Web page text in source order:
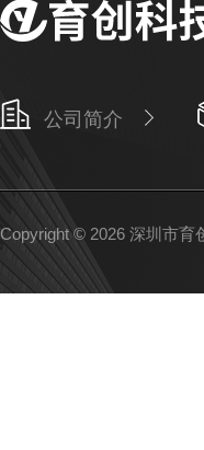
公司简介
Copyright © 2026 深圳市